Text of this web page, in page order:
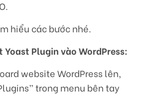
hiểu các bước nhé.
Yoast Plugin vào WordPress:
website WordPress lên,
trong menu bên tay